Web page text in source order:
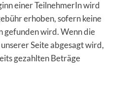
einer TeilnehmerIn wird
erhoben, sofern keine
gefunden wird. Wenn die
Seite abgesagt wird,
gezahlten Beträge